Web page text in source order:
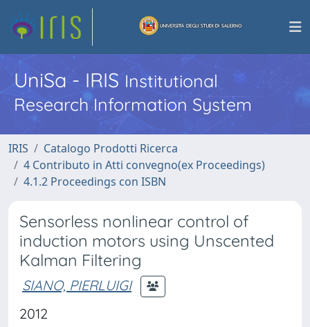
UniSa - IRISInstitutional
Research Information System
IRIS
Catalogo Prodotti Ricerca
4 Contributo in Atti convegno(ex Proceedings)
4.1.2 Proceedings con ISBN
Sensorless nonlinear control of
induction motors using Unscented
Kalman Filtering
SIANO, PIERLUIGI
2012